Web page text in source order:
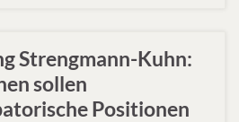
Strengmann-Kuhn:
sollen
Positionen